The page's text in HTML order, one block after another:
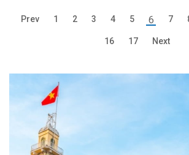
Prev 1 2 3 4 5 6 7
16 17 Next